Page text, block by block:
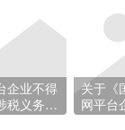
企业不得
税义务转
关于《
网平台